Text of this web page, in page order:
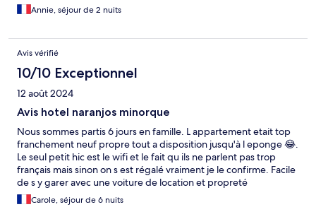
Annie, séjour de 2 nuits
Avis vérifié
10/10 Exceptionnel
12 août 2024
Avis hotel naranjos minorque
Nous sommes partis 6 jours en famille. L appartement etait top
franchement neuf propre tout a disposition jusqu'à l eponge 😂.
Le seul petit hic est le wifi et le fait qu ils ne parlent pas trop
français mais sinon on s est régalé vraiment je le confirme. Facile
de s y garer avec une voiture de location et propreté
impeccable. Petit super marché à côté
Carole, séjour de 6 nuits